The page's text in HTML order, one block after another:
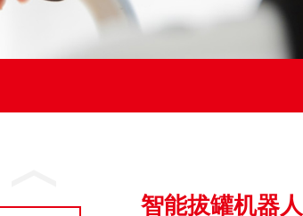
智能拔罐机器人